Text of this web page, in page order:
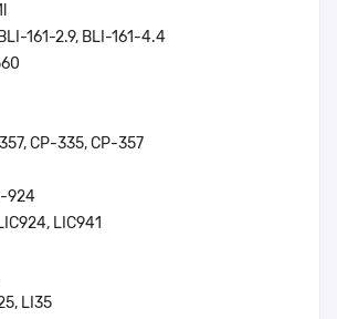
161-2.9, BLI-161-4.4
CP-335, CP-357
924
LIC941
LI35